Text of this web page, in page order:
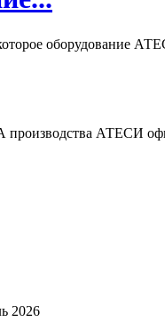
оборудование
АТЕСИ
2026